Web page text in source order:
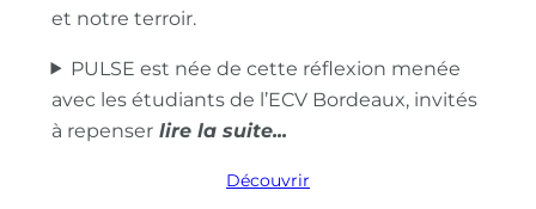
et notre terroir.
PULSE est née de cette réflexion menée
avec les étudiants de l’ECV Bordeaux, invités
à repenser
Découvrir